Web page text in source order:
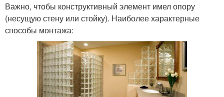
Важно, чтобы конструктивный элемент имел опору
(несущую стену или стойку). Наиболее характерные
способы монтажа: